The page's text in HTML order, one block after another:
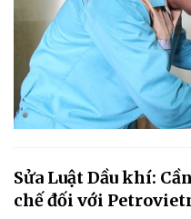
Sửa Luật Dầu khí:
chế đối với